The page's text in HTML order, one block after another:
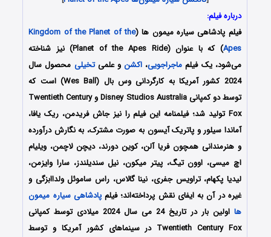
درباره فیلم:
فیلم پادشاهی سیاره میمون ها (Kingdom of the Planet of the
Apes
) که با عنوان (Planet of the Apes Ride) نیز شناخته
می‌شود، یک فیلم ماجراجویی، اکشنو علمیتخیلی محصول سال
2024 کشور آمریکا به کارگردانی وس بال (Wes Ball) است که
توسط دو کمپانی‌ Disney Studios Australia و Twentieth Century
Fox تولید شد؛ فیلمنامه این فیلم را نیز جاش فریدمن، ریک یافا،
آماندا سیلور و پاتریک آیسون به صورت مشترک، به نگارش درآورده
و هنرمندانی همچون فریا آلن، کوین دورند، دیچن لاچمن، ویلیام
اچ میسی، اوون تیگ، پیتر میکون، نیل سندیلندز، سارا وایزمن،
لیدیا پکهام، تراویس جفری، نینا گالاس، راس ساموئل ولداابزگی و
غیره در آن به ایفای نقش پرداخته‌اند؛ فیلمپادشاهی سیاره میمون
ها
اولین بار در تاریخ 24 می سال 2024 میلادی توسط کمپانی‌‌
Twentieth Century Fox در سینماهای کشور آمریکا و توسط